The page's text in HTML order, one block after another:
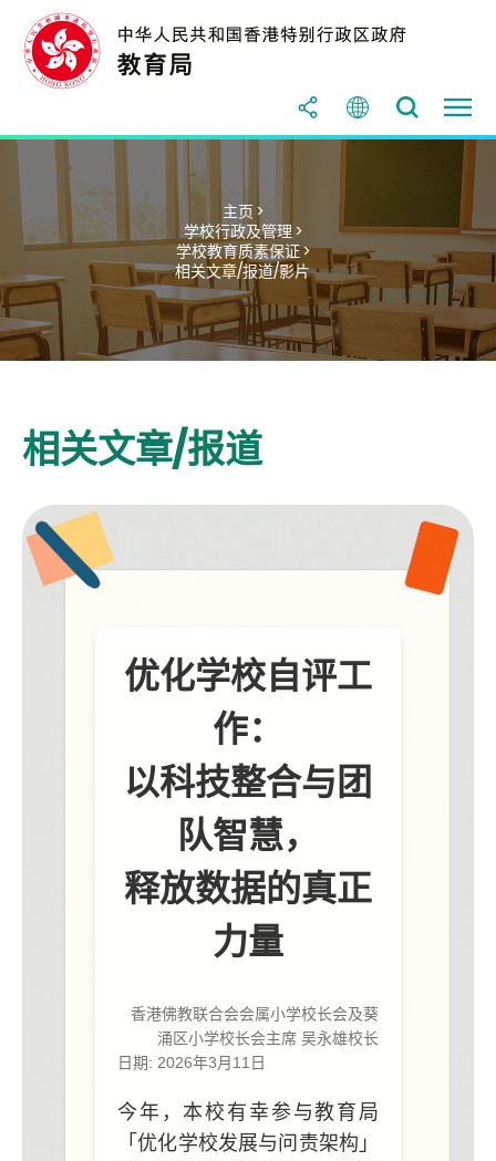
主页 >
学校行政及管理 >
学校教育质素保证 >
相关文章/报道/影片
相关文章/报道
优化学校自评工
作：
以科技整合与团
队智慧，
释放数据的真正
力量
香港佛教联合会会属小学校长会及葵
涌区小学校长会主席 吴永雄校长
日期: 2026年3月11日
今年，本校有幸参与教育局
「优化学校发展与问责架构」